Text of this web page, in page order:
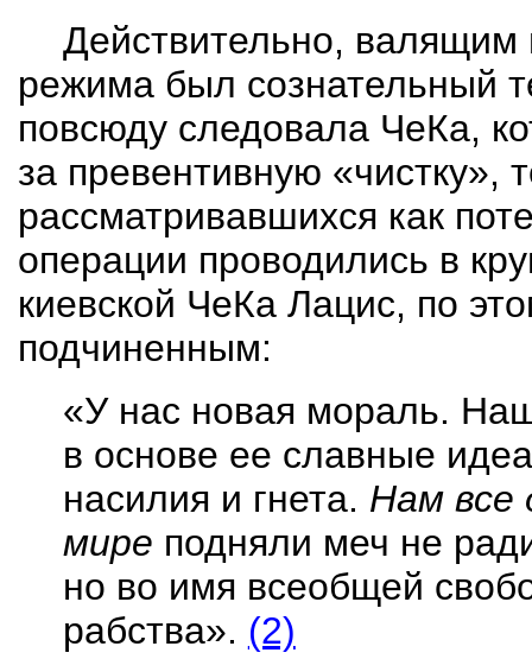
Действительно, валящим
режима был сознательный
повсюду следовала ЧеКа,
за превентивную «чистку»,
рассматривавшихся как
операции проводились в
киевской ЧеКа Лацис, по
подчиненным:
«У нас новая мораль.
в основе ее славные
насилия и гнета. Нам все
мире подняли меч не
но во имя всеобщей
рабства». (2)